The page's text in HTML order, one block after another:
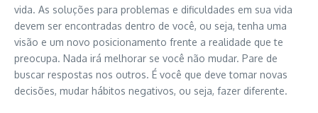
vida. As soluções para problemas e dificuldades em sua vida
devem ser encontradas dentro de você, ou seja, tenha uma
visão e um novo posicionamento frente a realidade que te
preocupa. Nada irá melhorar se você não mudar. Pare de
buscar respostas nos outros. É você que deve tomar novas
decisões, mudar hábitos negativos, ou seja, fazer diferente.